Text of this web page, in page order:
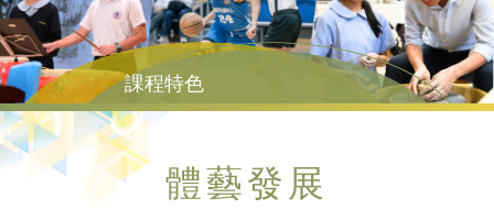
課程特色
體藝發展